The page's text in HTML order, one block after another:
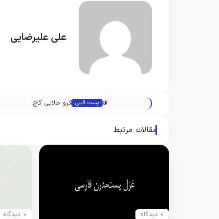
علی علیرضایی
« پست قبلی
کتاب های میکرو طلایی گاج
مقالات مرتبط
0 دیدگاه 0 دیدگاه